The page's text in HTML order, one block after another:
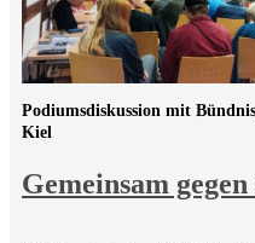
Gemeinsam
Podiumsdiskussion mit
Kiel